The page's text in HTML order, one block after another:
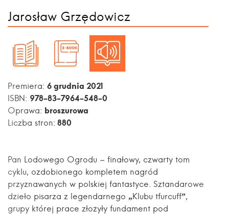
Jarosław Grzędowicz
Premiera: 6 grudnia 2021
ISBN: 978-83-7964-548-0
Oprawa: broszurowa
Liczba stron: 880
Pan Lodowego Ogrodu – finałowy, czwarty tom
cyklu, ozdobionego kompletem nagród
przyznawanych w polskiej fantastyce. Sztandarowe
dzieło pisarza z legendarnego „Klubu tfurcuff”,
grupy której prace złożyły fundament pod